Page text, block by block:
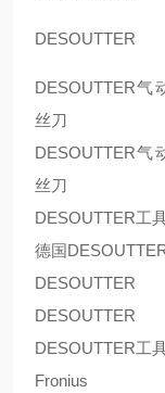
DESOUTTER
DESOUTTER气
丝刀
DESOUTTER气
丝刀
DESOUTTER工
德国
DESOUTTER
DESOUTTER
DESOUTTER工
Fronius